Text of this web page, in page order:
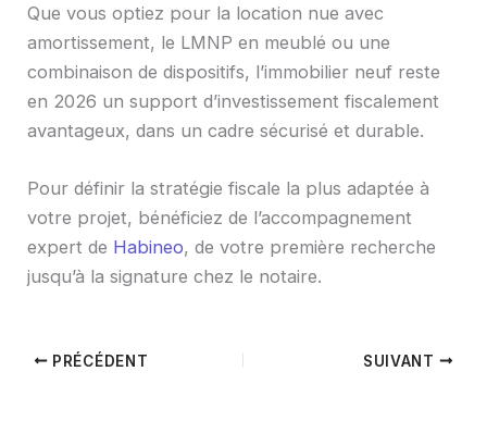
Que vous optiez pour la location nue avec
amortissement, le LMNP en meublé ou une
combinaison de dispositifs, l’immobilier neuf reste
en 2026 un support d’investissement fiscalement
avantageux, dans un cadre sécurisé et durable.
Pour définir la stratégie fiscale la plus adaptée à
votre projet, bénéficiez de l’accompagnement
expert de Habineo, de votre première recherche
jusqu’à la signature chez le notaire.
PRÉCÉDENT SUIVANT